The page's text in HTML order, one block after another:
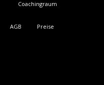
Coachingraum
AGB Preise